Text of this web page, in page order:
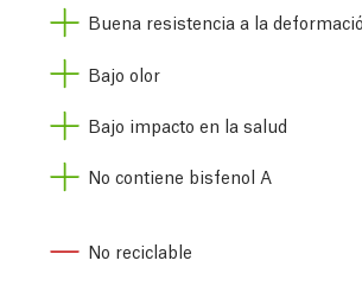
Buena resistencia a la
Bajo olor
Bajo impacto en la salud
No contiene bisfenol A
No reciclable